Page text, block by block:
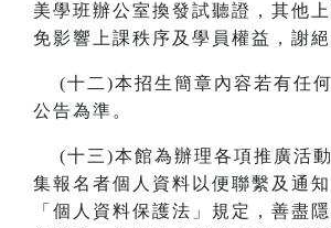
美學班辦公室換發試聽證， 其他
免影響上課秩序及學員權益，謝絕
(十二)本招生簡章內容若有任
公告為準。
(十三)本館為辦理各項推廣活
集報名者個人資料以便聯繫及通
「個人資料保護法」規定，善盡